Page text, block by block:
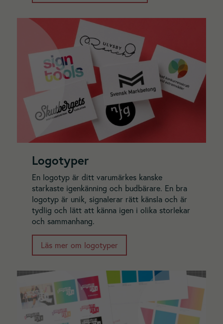
Logotyper
En logotyp är ditt varumärkes kanske
starkaste igenkänning och budbärare. En bra
logotyp är unik, signalerar rätt känsla och är
tydlig och lätt att känna igen i olika storlekar
och sammanhang.
Läs mer om logotyper
Nödvändiga